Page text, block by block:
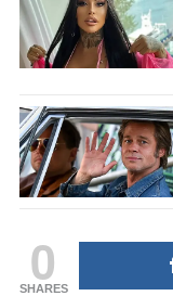
0
SHARES